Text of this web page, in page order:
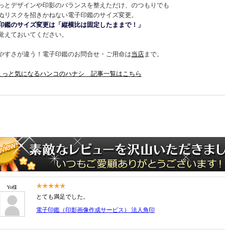
とデザインや印影のバランスを整えただけ、のつもりでも
リスクを招きかねない電子印鑑のサイズ変更。
鑑のサイズ変更は「縦横比は固定したままで！」
えておいてください。
すさが違う！電子印鑑のお問合せ・ご用命は当店まで。
っと気になるハンコのハナシ 記事一覧はこちら